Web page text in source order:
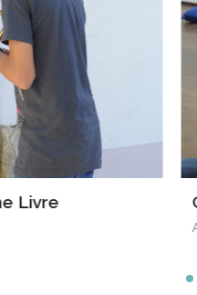
Cursos para crianças
Aulas de música para crianças